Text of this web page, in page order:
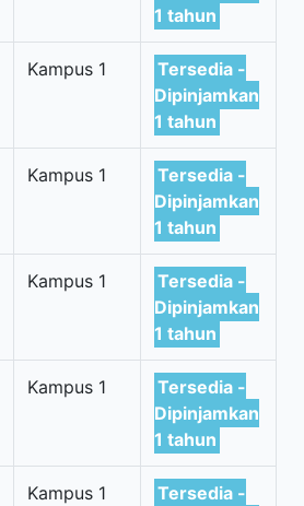
1 tahun
Kampus 1
Tersedia -
Dipinjamkan
1 tahun
Kampus 1
Tersedia -
Dipinjamkan
1 tahun
Kampus 1
Tersedia -
Dipinjamkan
1 tahun
Kampus 1
Tersedia -
Dipinjamkan
1 tahun
Kampus 1
Tersedia -